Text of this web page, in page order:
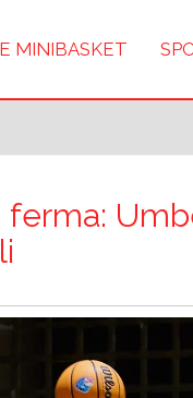
MINIBASKET
ferma: